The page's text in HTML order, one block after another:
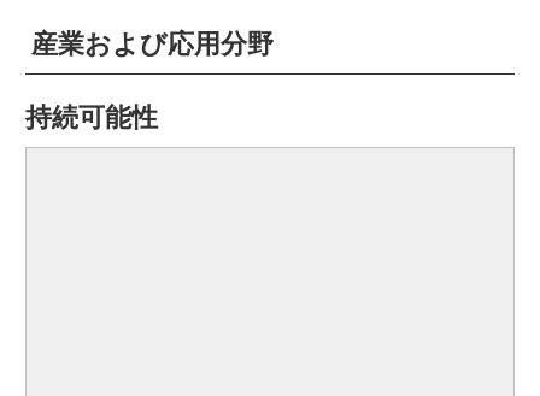
産業および応用分野
持続可能性